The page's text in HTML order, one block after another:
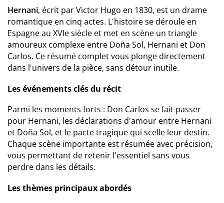
Hernani, écrit par Victor Hugo en 1830, est un drame
romantique en cinq actes. L'histoire se déroule en
Espagne au XVIe siècle et met en scène un triangle
amoureux complexe entre Doña Sol, Hernani et Don
Carlos. Ce résumé complet vous plonge directement
dans l'univers de la pièce, sans détour inutile.
Les événements clés du récit
Parmi les moments forts : Don Carlos se fait passer
pour Hernani, les déclarations d'amour entre Hernani
et Doña Sol, et le pacte tragique qui scelle leur destin.
Chaque scène importante est résumée avec précision,
vous permettant de retenir l'essentiel sans vous
perdre dans les détails.
Les thèmes principaux abordés